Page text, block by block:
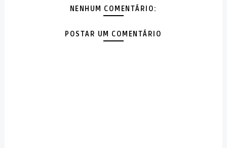
NENHUM COMENTÁRIO:
POSTAR UM COMENTÁRIO